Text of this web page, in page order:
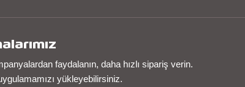
faydalanın, daha hızlı sipariş verin.
yükleyebilirsiniz.